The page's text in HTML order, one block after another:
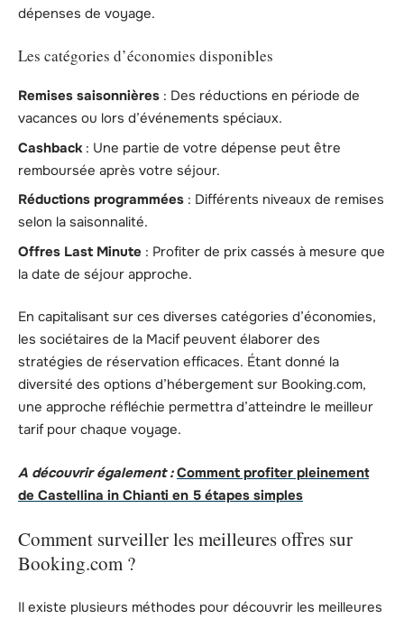
dépenses de voyage.
Les catégories d’économies disponibles
Remises saisonnières : Des réductions en période de
vacances ou lors d’événements spéciaux.
Cashback: Une partie de votre dépense peut être
remboursée après votre séjour.
Réductions programmées : Différents niveaux de remises
selon la saisonnalité.
Offres Last Minute : Profiter de prix cassés à mesure que
la date de séjour approche.
En capitalisant sur ces diverses catégories d’économies,
les sociétaires de la Macif peuvent élaborer des
stratégies de réservation efficaces. Étant donné la
diversité des options d’hébergement sur Booking.com,
une approche réfléchie permettra d’atteindre le meilleur
tarif pour chaque voyage.
A découvrir également : Comment profiter pleinement
de Castellina in Chianti en 5 étapes simples
Comment surveiller les meilleures offres sur
Booking.com ?
Il existe plusieurs méthodes pour découvrir les meilleures